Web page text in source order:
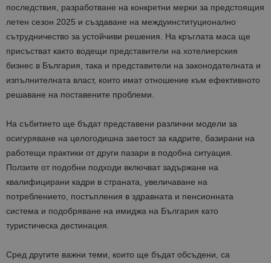
последствия, разработване на конкретни мерки за предстоящия
летен сезон 2025 и създаване на междуинституционално
сътрудничество за устойчиви решения. На кръглата маса ще
присъстват както водещи представители на хотелиерския
бизнес в България, така и представители на законодателната и
изпълнителната власт, които имат отношение към ефективното
решаване на поставените проблеми.
На събитието ще бъдат представени различни модели за
осигуряване на целогодишна заетост за кадрите, базирани на
работещи практики от други пазари в подобна ситуация.
Ползите от подобни подходи включват задържане на
квалифицирани кадри в страната, увеличаване на
потреблението, постъпления в здравната и пенсионната
система и подобряване на имиджа на България като
туристическа дестинация.
Сред другите важни теми, които ще бъдат обсъдени, са